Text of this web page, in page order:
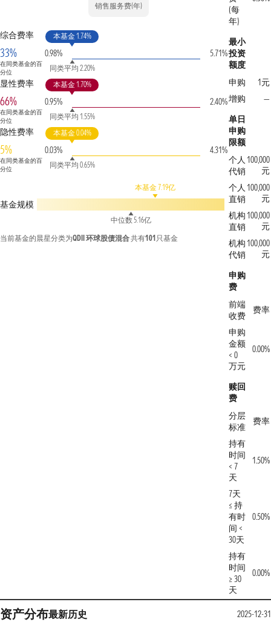
销售服务费(年)
综合费率
33%
在同类基金的百
分位
0.98%
本基金 1.74%
同类平均 2.20%
5.71%
显性费率
66%
在同类基金的百
分位
0.95%
本基金 1.70%
同类平均 1.55%
2.40%
隐性费率
5%
在同类基金的百
分位
0.03%
本基金 0.04%
同类平均 0.65%
4.31%
基金规模
本基金 7.19亿
中位数 5.16亿
当前基金的晨星分类为QDII 环球股债混合共有101 只基金
(每
年)
最小
投资
额度
申购
1元
增购
—
单日
申购
限额
个人
代销
100,000
元
个人
直销
100,000
元
机构
直销
100,000
元
机构
代销
100,000
元
申购
费
前端
收费
费率
申购
金额
< 0
万元
0.00%
赎回
费
分层
标准
费率
持有
时间
< 7
天
1.50%
7天
≤ 持
有时
间 <
30天
0.50%
持有
时间
≥ 30
天
0.00%
资产分布最新历史 2025-12-31